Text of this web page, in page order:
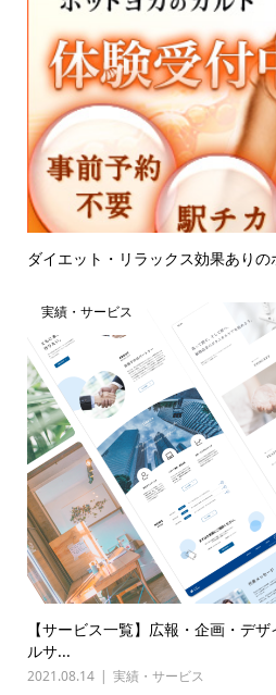
ダイエット・リラックス効果あり
実績・サービス
【サービス一覧】広報・企画・デ
ルサ...
2021.08.14 実績・サービス